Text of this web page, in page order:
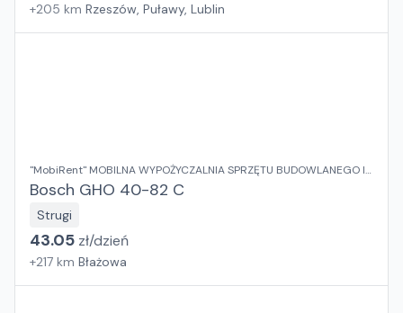
+205 km Rzeszów, Puławy, Lublin
"MobiRent" MOBILNA WYPOŻYCZALNIA SPRZĘTU BUDOWLANEGO I
OGRODOWEGO Jaroslaw Rybka
Bosch GHO 40-82 C
Strugi
43.05 zł/dzień
+217 km Błażowa